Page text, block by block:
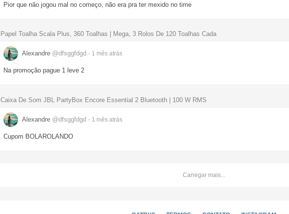
Pior que não jogou mal no começo, não era pra ter mexido no time
Papel Toalha Scala Plus, 360 Toalhas | Mega, 3 Rolos De 120 Toalhas Cada
Alexandre @dfsggfdgd - 1 mês atrás
Na promoção pague 1 leve 2
Caixa De Som JBL PartyBox Encore Essential 2 Bluetooth | 100 W RMS
Alexandre @dfsggfdgd - 1 mês atrás
Cupom BOLAROLANDO
Carregar mais...